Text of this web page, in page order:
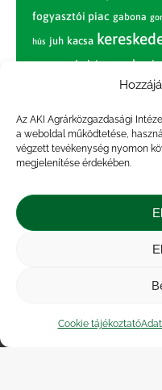
Az AKI Agrárközgazdasági
a weboldal működtetése,
végzett tevékenység nyomon
megjelenítése érdekében.
Cookie tájékoztató
fogyasztói piac gabona
hús juh kacsa
körte marhahús nagybani
nemzetközi
paradicsom piac piaci
pulyka pulykahús sertés
szarvasmarha termelés
átlagár
Közérdekű adatok